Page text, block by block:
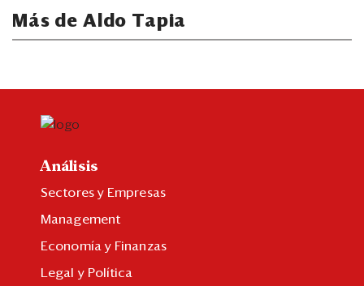
Más de Aldo Tapia
Análisis
Sectores y Empresas
Management
Economía y Finanzas
Legal y Política